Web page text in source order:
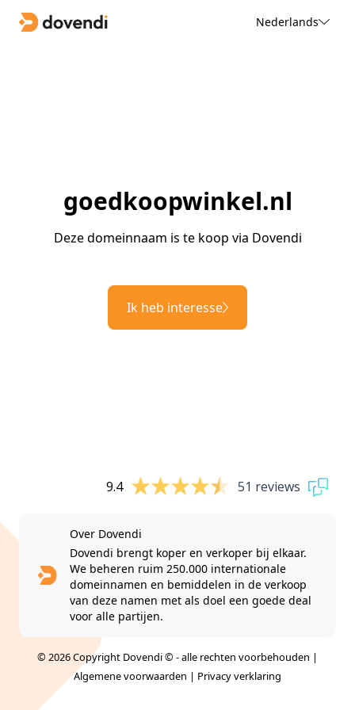
Nederlands
goedkoopwinkel.nl
Deze domeinnaam is te koop via Dovendi
Ik heb interesse
9.4 51 reviews
Over Dovendi
Dovendi brengt koper en verkoper bij elkaar.
We beheren ruim 250.000 internationale
domeinnamen en bemiddelen in de verkoop
van deze namen met als doel een goede deal
voor alle partijen.
© 2026 Copyright Dovendi © - alle rechten voorbehouden |
Algemene voorwaarden | Privacy verklaring